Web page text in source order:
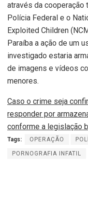
através da cooperação
Polícia Federal e o
Exploited Children
Paraíba a ação de um
investigado estaria
de imagens e vídeos
menores.
Caso o crime seja
responder por
conforme a legislação
Tags: OPERAÇÃO
PORNOGRAFIA INFATIL